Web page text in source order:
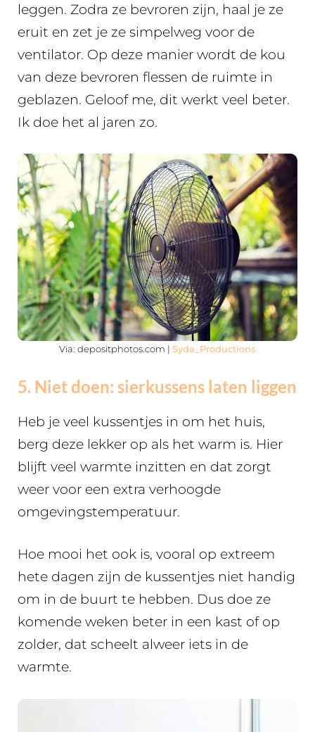
leggen. Zodra ze bevroren zijn, haal je ze
eruit en zet je ze simpelweg voor de
ventilator. Op deze manier wordt de kou
van deze bevroren flessen de ruimte in
geblazen. Geloof me, dit werkt veel beter.
Ik doe het al jaren zo.
Via: depositphotos.com | Syda_Productions
5. Niet doen: sierkussens laten liggen
Heb je veel kussentjes in om het huis,
berg deze lekker op als het warm is. Hier
blijft veel warmte inzitten en dat zorgt
weer voor een extra verhoogde
omgevingstemperatuur.
Hoe mooi het ook is, vooral op extreem
hete dagen zijn de kussentjes niet handig
om in de buurt te hebben. Dus doe ze
komende weken beter in een kast of op
zolder, dat scheelt alweer iets in de
warmte.